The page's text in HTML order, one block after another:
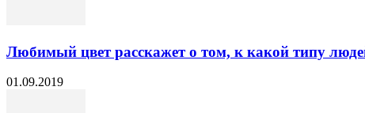
Любимый цвет расскажет о том, к какой типу
01.09.2019